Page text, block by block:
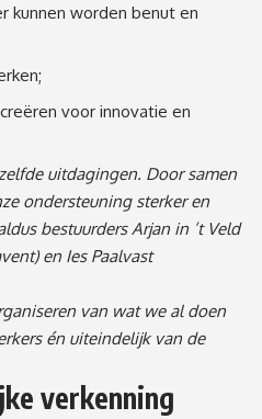
kunnen worden benut en
voor innovatie en
uitdagingen. Door samen
ondersteuning sterker en
bestuurders Arjan in ’t Veld
en Ies Paalvast
van wat we al doen
én uiteindelijk van de
verkenning